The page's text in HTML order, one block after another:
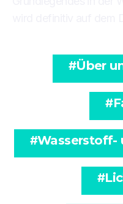
#Über
#
#Wasserstoff-
#